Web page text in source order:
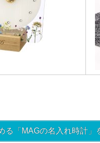
る「MAGの名入れ時計」